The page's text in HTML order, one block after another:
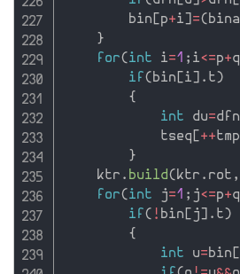
        bin
[p+i] =(bina
}
for(int i=1 ; i<=p+q
if (bin [i] . t)
{
int du=dfn
            tseq
[++tmp
}
    ktr
. build(ktr . rot ,
for(int j=1 ; j<=p+q
if ( ! bin [ j] . t)
{
int u=bin [